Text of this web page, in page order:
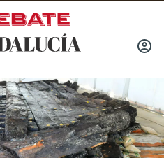
INICIAR